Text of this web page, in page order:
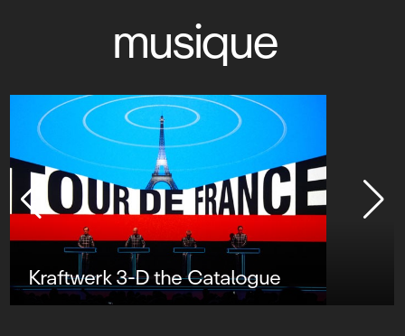
musique
Kraftwerk 3-D the Catalogue